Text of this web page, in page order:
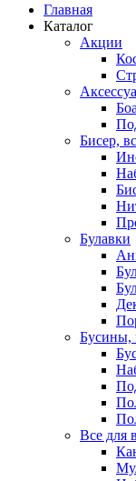
Главная
Каталог
Акции
Боа
Бисер,
Булавки
Бусины,
Все для